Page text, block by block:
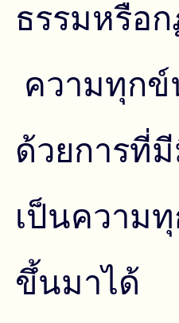
ธรรมหรือ
ความทุกข์
ด้วยการที่
เป็นความ
ขึ้นมาได้